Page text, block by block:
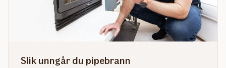
Slik unngår du pipebrann